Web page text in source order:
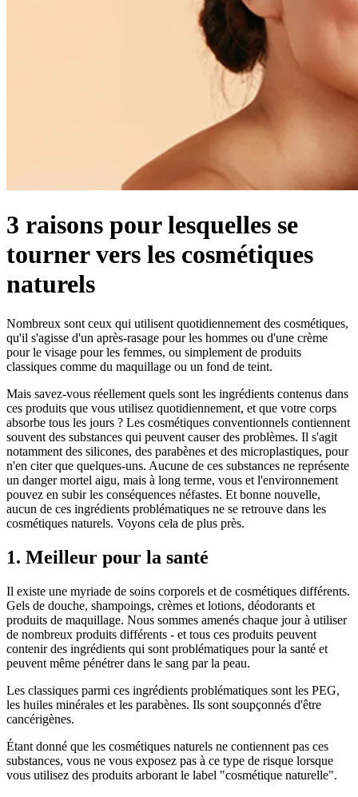
3 raisons pour lesquelles se
tourner vers les cosmétiques
naturels
Nombreux sont ceux qui utilisent quotidiennement des cosmétiques,
qu'il s'agisse d'un après-rasage pour les hommes ou d'une crème
pour le visage pour les femmes, ou simplement de produits
classiques comme du maquillage ou un fond de teint.
Mais savez-vous réellement quels sont les ingrédients contenus dans
ces produits que vous utilisez quotidiennement, et que votre corps
absorbe tous les jours ? Les cosmétiques conventionnels contiennent
souvent des substances qui peuvent causer des problèmes. Il s'agit
notamment des silicones, des parabènes et des microplastiques, pour
n'en citer que quelques-uns. Aucune de ces substances ne représente
un danger mortel aigu, mais à long terme, vous et l'environnement
pouvez en subir les conséquences néfastes. Et bonne nouvelle,
aucun de ces ingrédients problématiques ne se retrouve dans les
cosmétiques naturels. Voyons cela de plus près.
1. Meilleur pour la santé
Il existe une myriade de soins corporels et de cosmétiques différents.
Gels de douche, shampoings, crèmes et lotions, déodorants et
produits de maquillage. Nous sommes amenés chaque jour à utiliser
de nombreux produits différents - et tous ces produits peuvent
contenir des ingrédients qui sont problématiques pour la santé et
peuvent même pénétrer dans le sang par la peau.
Les classiques parmi ces ingrédients problématiques sont les PEG,
les huiles minérales et les parabènes. Ils sont soupçonnés d'être
cancérigènes.
Étant donné que les cosmétiques naturels ne contiennent pas ces
substances, vous ne vous exposez pas à ce type de risque lorsque
vous utilisez des produits arborant le label "cosmétique naturelle".